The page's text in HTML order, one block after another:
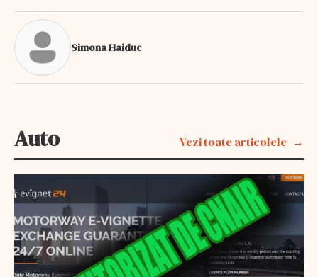
Simona Haiduc
Auto Vezi toate articolele